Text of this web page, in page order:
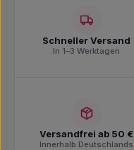
Schneller Versand
In 1–3 Werktagen
Versandfrei ab 50 €
Innerhalb Deutschlands